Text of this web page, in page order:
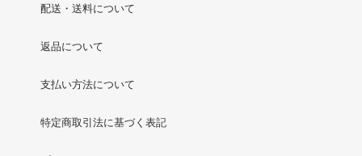
配送・送料について
返品について
支払い方法について
特定商取引法に基づく表記